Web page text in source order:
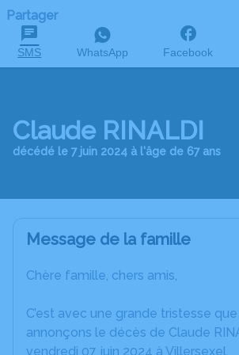
Partager
SMS WhatsApp Facebook
Claude RINALDI
décédé le 7 juin 2024 à l'âge de 67 ans
Message de la famille
Chère famille, chers amis,
C’est avec une grande tristesse
annonçons le décès de Claude
vendredi 07 juin 2024 à Villersexel.